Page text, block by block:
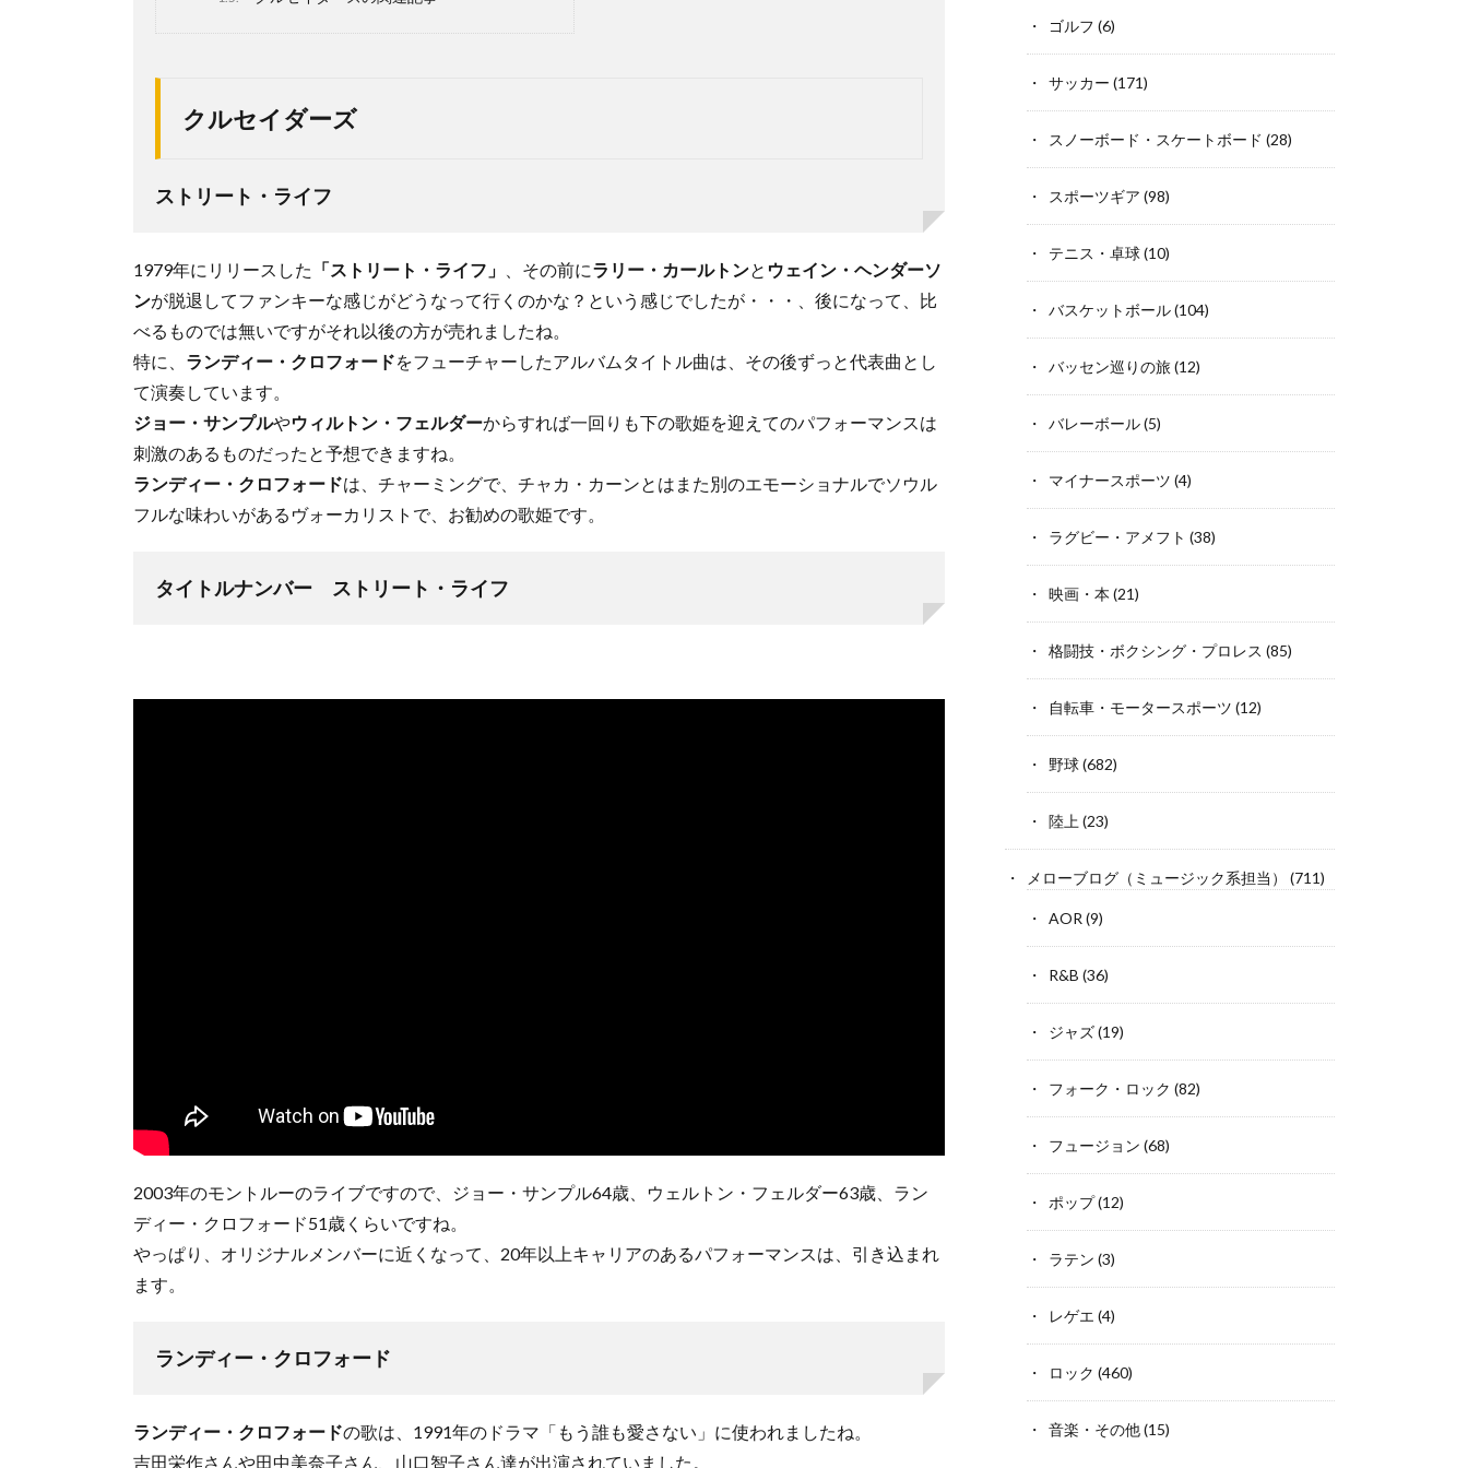
クルセイダーズ
ストリート・ライフ
1979年にリリースした 「ストリート・ライフ」 、その前にラリー・カールトンと ウェイン・ヘンダーソ
ンが脱退してファンキーな感じがどうなって行くのかな？という感じでしたが・・・、後になって、比
べるものでは無いですがそれ以後の方が売れましたね。
特に、 ランディー・クロフォードをフューチャーしたアルバムタイトル曲は、その後ずっと代表曲とし
て演奏しています。
ジョー・サンプルやウィルトン・フェルダーからすれば一回りも下の歌姫を迎えてのパフォーマンスは
刺激のあるものだったと予想できますね。
ランディー・クロフォードは、チャーミングで、チャカ・カーンとはまた別のエモーショナルでソウル
フルな味わいがあるヴォーカリストで、お勧めの歌姫です。
タイトルナンバー ストリート・ライフ
2003年のモントルーのライブですので、ジョー・サンプル64歳、ウェルトン・フェルダー63歳、ラン
ディー・クロフォード51歳くらいですね。
やっぱり、オリジナルメンバーに近くなって、20年以上キャリアのあるパフォーマンスは、引き込まれ
ます。
ランディー・クロフォード
ランディー・クロフォードの歌は、1991年のドラマ「もう誰も愛さない」に使われましたね。
吉田栄作さんや田中美奈子さん、山口智子さん達が出演されていました。
ゴルフ (6)
サッカー (171)
スノーボード・スケートボード (28)
スポーツギア (98)
テニス・卓球(10)
バスケットボール(104)
バッセン巡りの旅(12)
バレーボール(5)
マイナースポーツ (4)
ラグビー・アメフト (38)
映画・本 (21)
格闘技・ボクシング・プロレス (85)
自転車・モータースポーツ (12)
野球(682)
陸上 (23)
メローブログ（ミュージック系担当） (711)
AOR (9)
R&B (36)
ジャズ(19)
フォーク・ロック (82)
フュージョン (68)
ポップ(12)
ラテン (3)
レゲエ (4)
ロック (460)
音楽・その他(15)